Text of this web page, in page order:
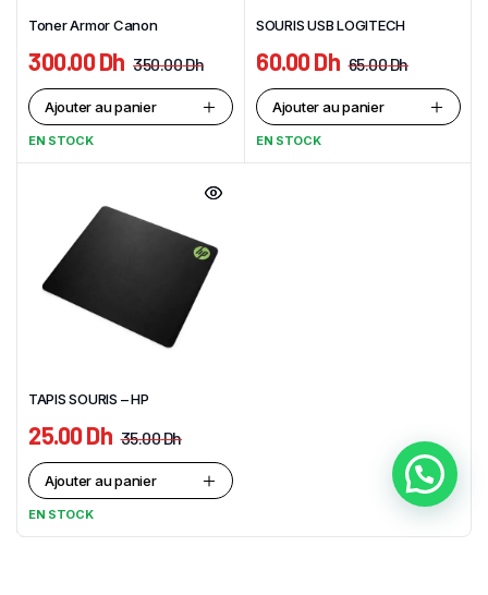
Toner Armor Canon
350.00Dh
300.00Dh
Ajouter au panier
EN STOCK
SOURIS USB LOGITECH
65.00Dh
60.00Dh
Ajouter au panier
EN STOCK
TAPIS SOURIS – HP
35.00Dh
25.00Dh
Ajouter au panier
EN STOCK